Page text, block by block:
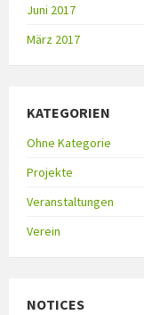
Juni 2017
März 2017
KATEGORIEN
Ohne Kategorie
Projekte
Veranstaltungen
Verein
NOTICES